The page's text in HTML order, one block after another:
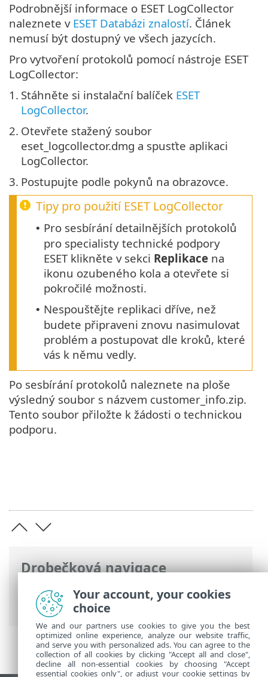
Drobečková navigace
ESET Online nápověda> ESET Endpoint
Security >Technická podpora
Podrobnější informace o ESET LogCollector
naleznete v ESET Databázi znalostí. Článek
nemusí být dostupný ve všech jazycích.
Pro vytvoření protokolů pomocí nástroje ESET
LogCollector:
1. Stáhněte si instalační balíček ESET
LogCollector.
2. Otevřete stažený soubor
eset_logcollector.dmg a spusťte aplikaci
LogCollector.
3. Postupujte podle pokynů na obrazovce.
Tipy pro použití ESET LogCollector
• Pro sesbírání detailnějších protokolů
pro specialisty technické podpory
ESET klikněte v sekci Replikace na
ikonu ozubeného kola a otevřete si
pokročilé možnosti.
• Nespouštějte replikaci dříve, než
budete připraveni znovu nasimulovat
problém a postupovat dle kroků, které
vás k němu vedly.
Po sesbírání protokolů naleznete na ploše
výsledný soubor s názvem customer_info.zip.
Tento soubor přiložte k žádosti o technickou
podporu.
Your account, your cookies
choice
We and our partners use cookies to give you the best
optimized online experience, analyze our website traffic,
and serve you with personalized ads. You can agree to the
collection of all cookies by clicking "Accept all and close",
decline all non-essential cookies by choosing "Accept
essential cookies only", or adjust your cookie settings by